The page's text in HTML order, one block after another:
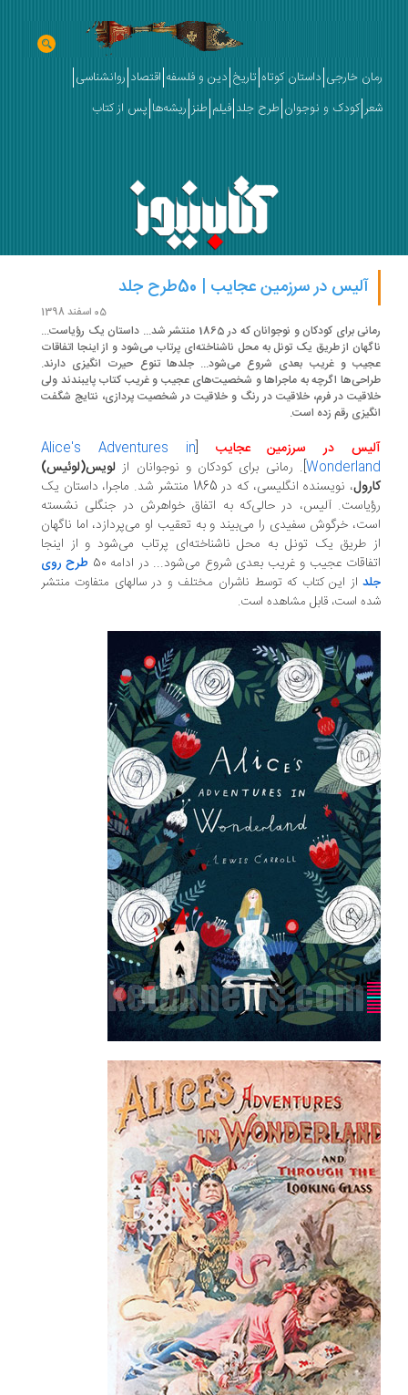
رمان خارجی داستان کوتاه تاریخ دین و فلسفه اقتصاد روانشناسی
شعر کودک و نوجوان طرح جلد فیلم طنز ریشه‌ها پس از کتاب
آلیس در سرزمین عجایب | 50طرح جلد
05 اسفند 1398
رمانی برای کودکان و نوجوانان که در 1865 منتشر شد... داستان یک رؤیاست...
ناگهان از طریق یک تونل به محل ناشناخته‌ای پرتاب می‌شود و از اینجا اتفاقات
عجیب و غریب بعدی شروع می‌شود... جلدها تنوع حیرت انگیزی دارند.
طراحی‌ها اگرچه به ماجراها و شخصیت‌های عجیب و غریب کتاب پایبندند ولی
خلاقیت در فرم، خلاقیت در رنگ و خلاقیت در شخصیت پردازی، نتایج شگفت
انگیزی رقم زده است.
آلیس در سرزمین عجایب [
Alice's Adventures in
Wonderland]. رمانی برای کودکان و نوجوانان از لویس(لوئیس)
کارول
،‌ نویسنده‌ انگلیسی، که در 1865 منتشر شد. ماجرا، داستان یک
رؤیاست. آلیس،‌ در حالی‌که به اتفاق خواهرش در جنگلی نشسته
است، خرگوش سفیدی را می‌بیند و به تعقیب او می‌پردازد، اما ناگهان
از طریق یک تونل به محل ناشناخته‌ای پرتاب می‌شود و از اینجا
اتفاقات عجیب و غریب بعدی شروع می‌شود... در ادامه 50
طرح روی
جلد از این کتاب که توسط ناشران مختلف و در سالهای متفاوت منتشر
شده است، قابل مشاهده است.